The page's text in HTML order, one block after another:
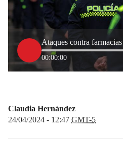
00:00:00
Claudia Hernández
24/04/2024 - 12:47 GMT-5